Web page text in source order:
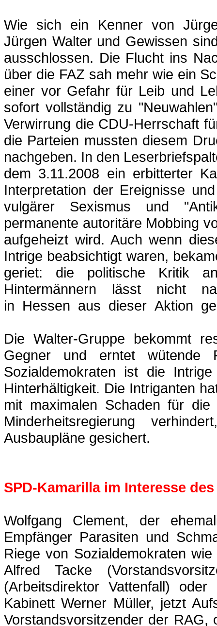
Wie sich ein Kenner von
Jürgen Walter und Gewissen
ausschlossen. Die Flucht ins
über die FAZ sah mehr wie ein
einer vor Gefahr für Leib und
sofort vollständig zu
Verwirrung die CDU-Herrschaft
die Parteien mussten diesem
nachgeben. In den
dem 3.11.2008 ein erbitterter
Interpretation der Ereignisse
vulgärer Sexismus und
permanente autoritäre Mobbing
aufgeheizt wird. Auch wenn
Intrige beabsichtigt waren,
geriet: die politische Kritik
Hintermännern lässt nicht
in Hessen aus dieser Aktion
Die Walter-Gruppe bekommt
Gegner und erntet wütende
Sozialdemokraten ist die
Hinterhältigkeit. Die Intriganten
mit maximalen Schaden für
Minderheitsregierung
Ausbaupläne gesichert.
SPD-Kamarilla im Interesse
Wolfgang Clement, der
Empfänger Parasiten und
Riege von Sozialdemokraten
Alfred Tacke
(ArbeitsdirektorVattenfall) oder
Kabinett Werner Müller, jetzt
Vorstandsvorsitzender der